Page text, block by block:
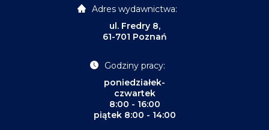
Adres wydawnictwa:
ul. Fredry 8,
61-701 Poznań
Godziny pracy:
poniedziałek-
czwartek
8:00 - 16:00
piątek 8:00 - 14:00